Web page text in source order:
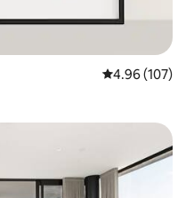
Calificación
4.96 (107)